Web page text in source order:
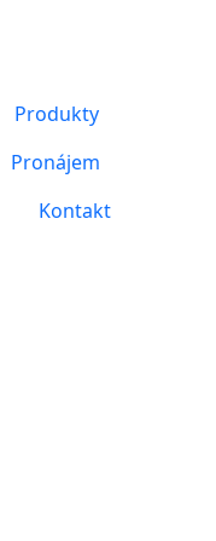
Produkty
Pronájem
Kontakt